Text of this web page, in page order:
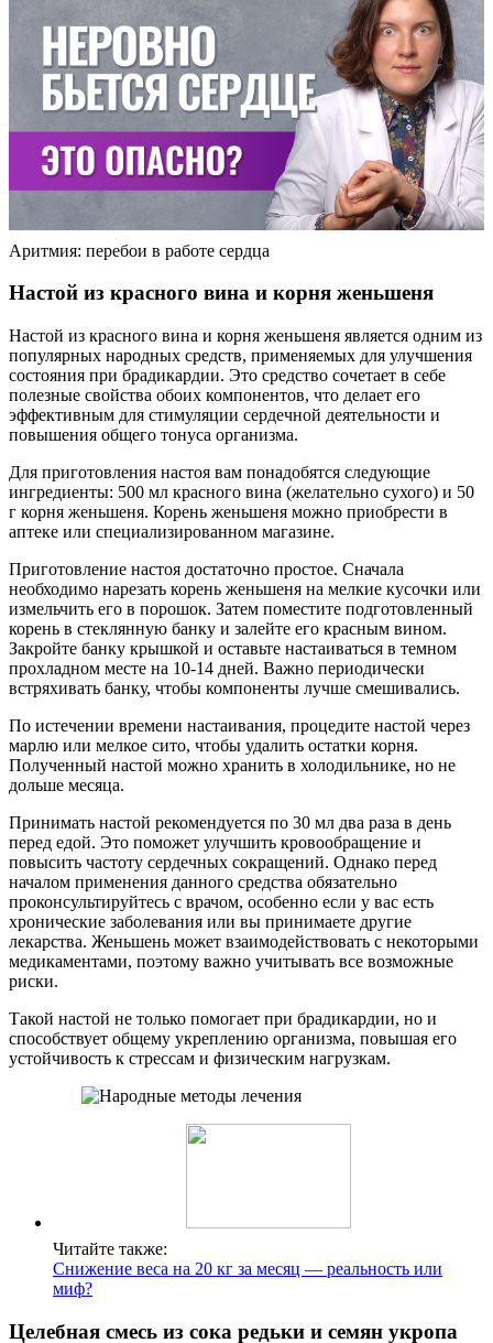
Аритмия: перебои в работе сердца
Настой из красного вина и корня женьшеня
Настой из красного вина и корня женьшеня является одним из
популярных народных средств, применяемых для улучшения
состояния при брадикардии. Это средство сочетает в себе
полезные свойства обоих компонентов, что делает его
эффективным для стимуляции сердечной деятельности и
повышения общего тонуса организма.
Для приготовления настоя вам понадобятся следующие
ингредиенты: 500 мл красного вина (желательно сухого) и 50
г корня женьшеня. Корень женьшеня можно приобрести в
аптеке или специализированном магазине.
Приготовление настоя достаточно простое. Сначала
необходимо нарезать корень женьшеня на мелкие кусочки или
измельчить его в порошок. Затем поместите подготовленный
корень в стеклянную банку и залейте его красным вином.
Закройте банку крышкой и оставьте настаиваться в темном
прохладном месте на 10-14 дней. Важно периодически
встряхивать банку, чтобы компоненты лучше смешивались.
По истечении времени настаивания, процедите настой через
марлю или мелкое сито, чтобы удалить остатки корня.
Полученный настой можно хранить в холодильнике, но не
дольше месяца.
Принимать настой рекомендуется по 30 мл два раза в день
перед едой. Это поможет улучшить кровообращение и
повысить частоту сердечных сокращений. Однако перед
началом применения данного средства обязательно
проконсультируйтесь с врачом, особенно если у вас есть
хронические заболевания или вы принимаете другие
лекарства. Женьшень может взаимодействовать с некоторыми
медикаментами, поэтому важно учитывать все возможные
риски.
Такой настой не только помогает при брадикардии, но и
способствует общему укреплению организма, повышая его
устойчивость к стрессам и физическим нагрузкам.
Читайте также:
Снижение веса на 20 кг за месяц — реальность или
миф?
Целебная смесь из сока редьки и семян укропа